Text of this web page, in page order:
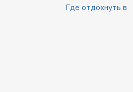
Где отдохнуть в